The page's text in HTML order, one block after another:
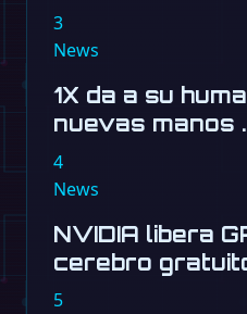
3
News
1X da a su
nuevas manos
4
News
NVIDIA libera
cerebro
5